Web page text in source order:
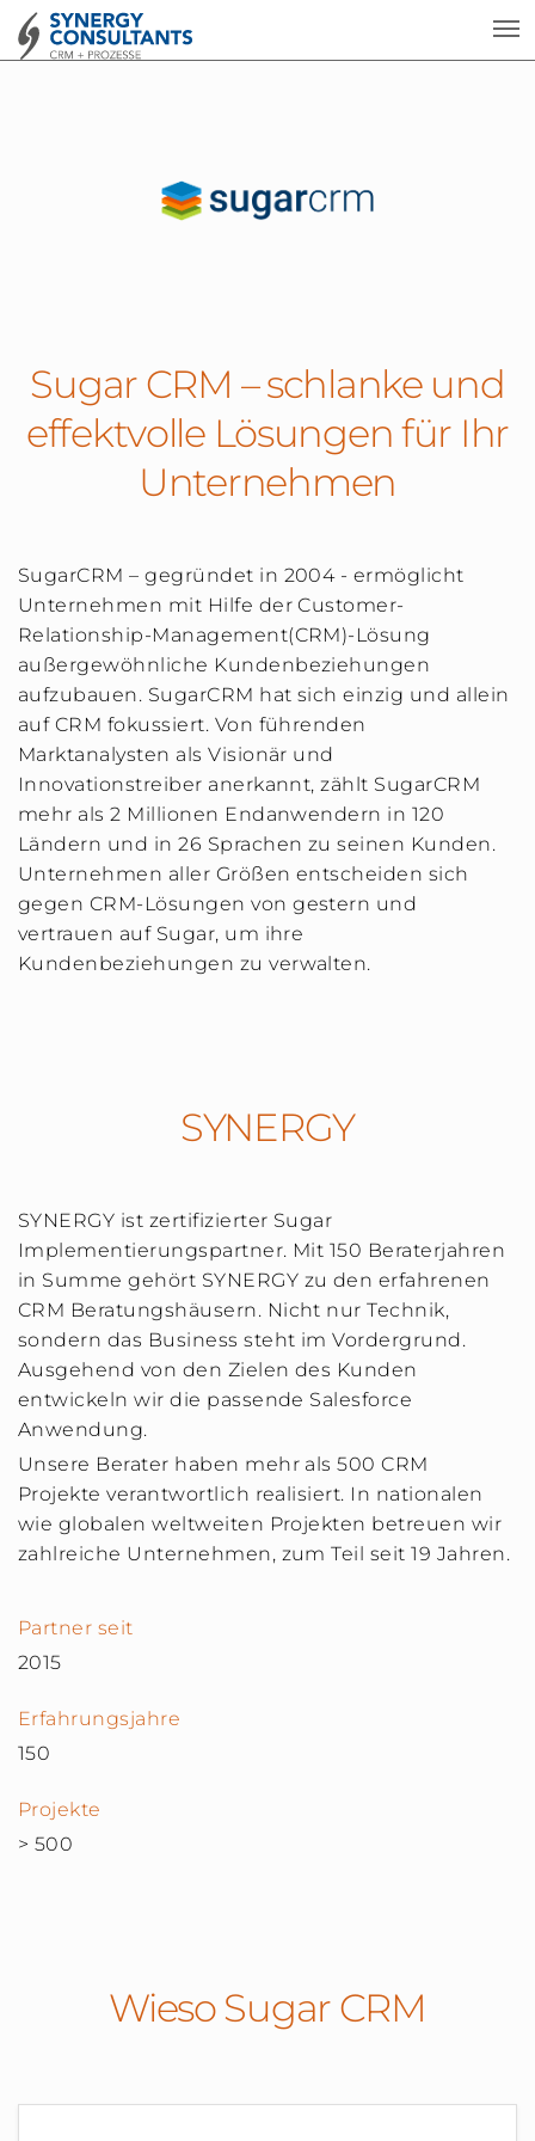
Sugar CRM – schlanke und
effektvolle Lösungen für Ihr
Unternehmen
SugarCRM – gegründet in 2004 - ermöglicht
Unternehmen mit Hilfe der Customer-
Relationship-Management(CRM)-Lösung
außergewöhnliche Kundenbeziehungen
aufzubauen. SugarCRM hat sich einzig und allein
auf CRM fokussiert. Von führenden
Marktanalysten als Visionär und
Innovationstreiber anerkannt, zählt SugarCRM
mehr als 2 Millionen Endanwendern in 120
Ländern und in 26 Sprachen zu seinen Kunden.
Unternehmen aller Größen entscheiden sich
gegen CRM-Lösungen von gestern und
vertrauen auf Sugar, um ihre
Kundenbeziehungen zu verwalten.
SYNERGY
SYNERGY ist zertifizierter Sugar
Implementierungspartner. Mit 150 Beraterjahren
in Summe gehört SYNERGY zu den erfahrenen
CRM Beratungshäusern. Nicht nur Technik,
sondern das Business steht im Vordergrund.
Ausgehend von den Zielen des Kunden
entwickeln wir die passende Salesforce
Anwendung.
Unsere Berater haben mehr als 500 CRM
Projekte verantwortlich realisiert. In nationalen
wie globalen weltweiten Projekten betreuen wir
zahlreiche Unternehmen, zum Teil seit 19 Jahren.
Partner seit
2015
Erfahrungsjahre
150
Projekte
> 500
Wieso Sugar CRM